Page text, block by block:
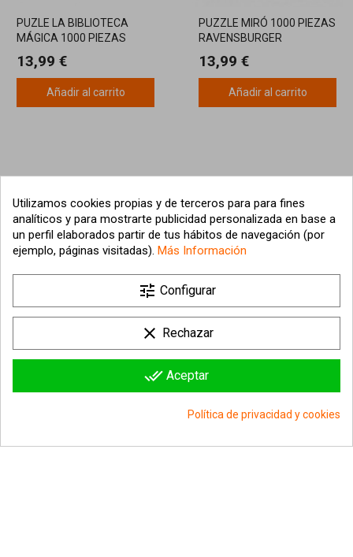
PUZLE LA BIBLIOTECA
MÁGICA 1000 PIEZAS
13,99 €
Añadir al carrito
PUZZLE MIRÓ 1000 PIEZAS
RAVENSBURGER
13,99 €
Añadir al carrito
Información sobre la tienda 
Utilizamos cookies propias y de terceros para para fines
analíticos y para mostrarte publicidad personalizada en base a
un perfil elaborados partir de tus hábitos de navegación (por
ejemplo, páginas visitadas). Más Información
tune Configurar
clear Rechazar
done_all Aceptar
Política de privacidad y cookies